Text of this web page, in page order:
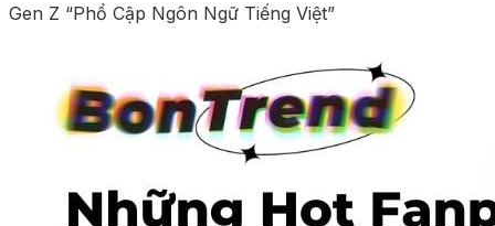
Gen Z “Phổ Cập Ngôn Ngữ Tiếng Việt”